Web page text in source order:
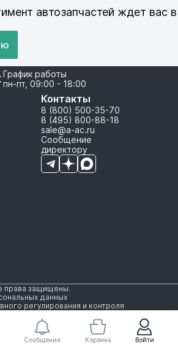
Войти
Сообщения Корзина
автозапчастей ждет вас в
График работы
пн-пт, 09:00 - 18:00
Контакты
8 (800) 500-35-70
8 (495) 800-88-18
sale@a-ac.ru
Сообщение
директору
права защищены.
данных
регулирования и контроля